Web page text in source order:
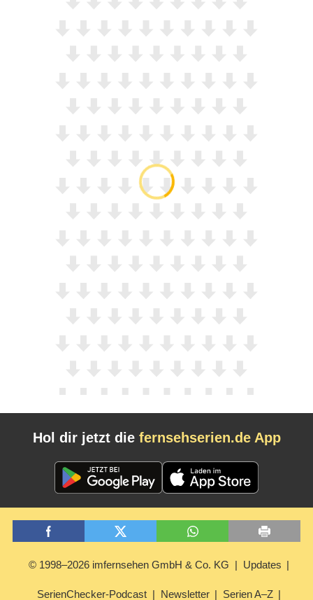
Hol dir jetzt die fernsehserien.de App
© 1998–2026 imfernsehen GmbH & Co. KG Updates
SerienChecker-Podcast Newsletter Serien A–Z